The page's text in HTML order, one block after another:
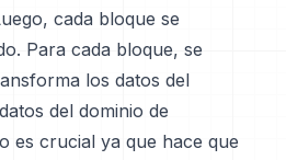
cada bloque se
Para cada bloque, se
los datos del
del dominio de
es crucial ya que hace que